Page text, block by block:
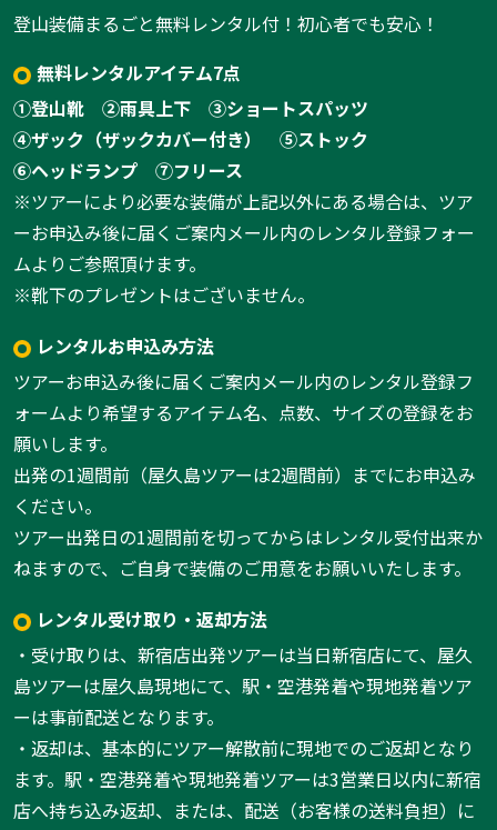
登山装備まるごと無料レンタル付！初心者でも安心！
無料レンタルアイテム7点
①登山靴
②雨具上下
③ショートスパッツ
④ザック（ザックカバー付き）
⑤ストック
⑥ヘッドランプ
⑦フリース
※ツアーにより必要な装備が上記以外にある場合は、ツア
ーお申込み後に届くご案内メール内のレンタル登録フォー
ムよりご参照頂けます。
※靴下のプレゼントはございません。
レンタルお申込み方法
ツアーお申込み後に届くご案内メール内のレンタル登録フ
ォームより希望するアイテム名、点数、サイズの登録をお
願いします。
出発の1週間前（屋久島ツアーは2週間前）までにお申込み
ください。
ツアー出発日の1週間前を切ってからはレンタル受付出来か
ねますので、ご自身で装備のご用意をお願いいたします。
レンタル受け取り・返却方法
・受け取りは、新宿店出発ツアーは当日新宿店にて、屋久
島ツアーは屋久島現地にて、駅・空港発着や現地発着ツア
ーは事前配送となります。
・返却は、基本的にツアー解散前に現地でのご返却となり
ます。駅・空港発着や現地発着ツアーは3営業日以内に新宿
店へ持ち込み返却、または、配送（お客様の送料負担）に
1:空木岳から望む南駒ケ岳